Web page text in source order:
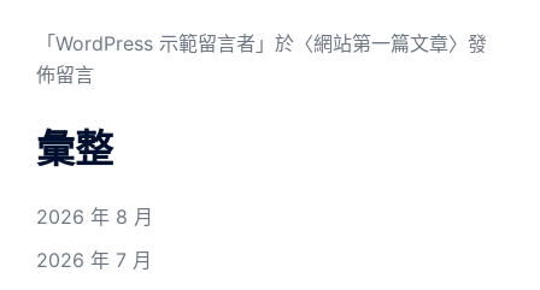
「 WordPress 示範留言者 」於〈網站第一篇文章〉發
佈留言
彙整
2026 年 8 月
2026 年 7 月